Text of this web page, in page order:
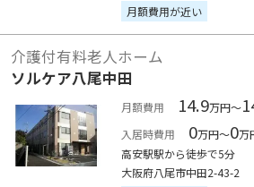
月額費用が近い
介護付有料老人ホーム
ソルケア八尾中田
月額費用 14.9万円～
入居時費用
0万円～0万
高安駅駅から徒歩で5分
大阪府八尾市中田2-43-2